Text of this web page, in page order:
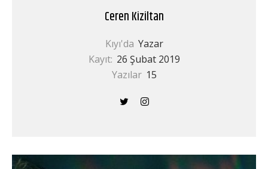
Ceren Kiziltan
Kıyı'da Yazar
Kayıt: 26 Şubat 2019
Yazılar 15